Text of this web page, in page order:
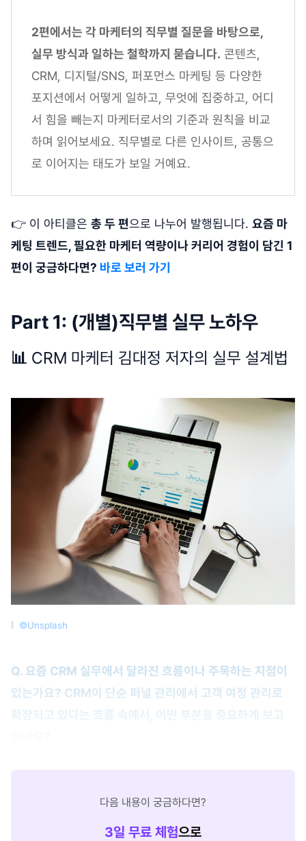
2편에서는 각 마케터의 직무별 질문을 바탕으로,
실무 방식과 일하는 철학까지 묻습니다. 콘텐츠,
CRM, 디지털/SNS, 퍼포먼스 마케팅 등 다양한
포지션에서 어떻게 일하고, 무엇에 집중하고, 어디
서 힘을 빼는지 마케터로서의 기준과 원칙을 비교
하며 읽어보세요. 직무별로 다른 인사이트, 공통으
로 이어지는 태도가 보일 거예요.
👉 이 아티클은 총 두 편으로 나누어 발행됩니다. 요즘 마
케팅 트렌드, 필요한 마케터 역량이나 커리어 경험이 담긴 1
편이 궁금하다면? 바로 보러 가기
Part 1: (개별)직무별 실무 노하우
📊 CRM 마케터 김대정 저자의 실무 설계법
©Unsplash
Q. 요즘 CRM 실무에서 달라진 흐름이나 주목하는 지점이
있는가요? CRM이 단순 퍼널 관리에서 고객 여정 관리로
확장되고 있다는 흐름 속에서, 어떤 부분을 중요하게 보고
다음 내용이 궁금하다면?
3일 무료 체험으로